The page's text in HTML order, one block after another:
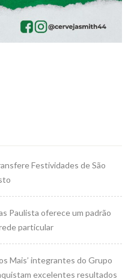
Festividades de São
Paulista oferece um padrão
particular
Mais’ integrantes do Grupo
excelentes resultados